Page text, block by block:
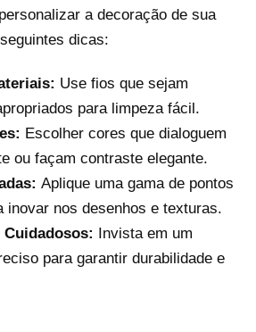
a decoração de sua
dicas:
Use fios que sejam
para limpeza fácil.
Escolher cores que dialoguem
ou façam contraste elegante.
Aplique uma gama de pontos
inovar nos desenhos e texturas.
Invista em um
para garantir durabilidade e